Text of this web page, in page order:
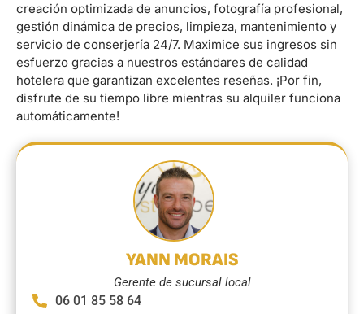
creación optimizada de anuncios, fotografía profesional,
gestión dinámica de precios, limpieza, mantenimiento y
servicio de conserjería 24/7. Maximice sus ingresos sin
esfuerzo gracias a nuestros estándares de calidad
hotelera que garantizan excelentes reseñas. ¡Por fin,
disfrute de su tiempo libre mientras su alquiler funciona
automáticamente!
YANN MORAIS
Gerente de sucursal local
06 01 85 58 64